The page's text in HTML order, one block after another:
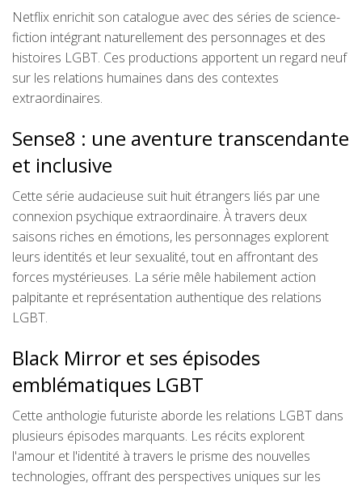
Netflix enrichit son catalogue avec des séries de science-
fiction intégrant naturellement des personnages et des
histoires LGBT. Ces productions apportent un regard neuf
sur les relations humaines dans des contextes
extraordinaires.
Sense8 : une aventure transcendante
et inclusive
Cette série audacieuse suit huit étrangers liés par une
connexion psychique extraordinaire. À travers deux
saisons riches en émotions, les personnages explorent
leurs identités et leur sexualité, tout en affrontant des
forces mystérieuses. La série mêle habilement action
palpitante et représentation authentique des relations
LGBT.
Black Mirror et ses épisodes
emblématiques LGBT
Cette anthologie futuriste aborde les relations LGBT dans
plusieurs épisodes marquants. Les récits explorent
l'amour et l'identité à travers le prisme des nouvelles
technologies, offrant des perspectives uniques sur les